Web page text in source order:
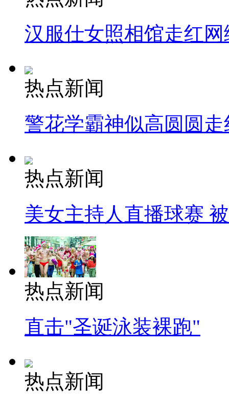
汉服仕女照相馆走红网
热点新闻
警花学霸神似高圆圆走
热点新闻
美女主持人直播球赛
热点新闻
直击"圣诞泳装裸跑"
热点新闻